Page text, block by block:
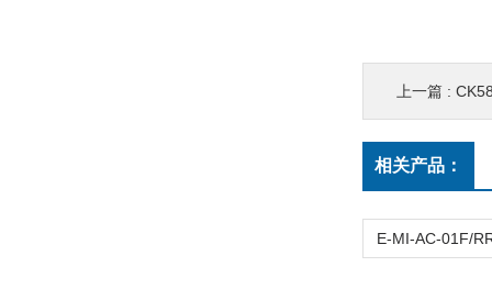
上一篇 :
相关产品：